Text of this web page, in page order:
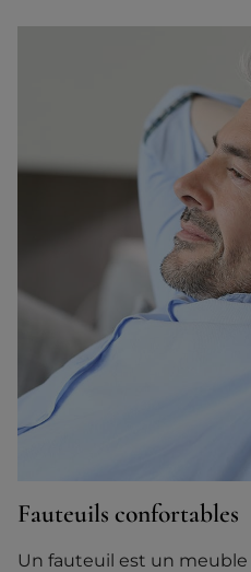
Fauteuils confortables
Un fauteuil est un meuble